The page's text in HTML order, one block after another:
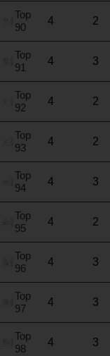
Top
90
4 2
Top
91
4 3
Top
92
4 2
Top
93
4 2
Top
94
4 3
Top
95
4 2
Top
96
4 3
Top
97
4 3
Top
98
4 3